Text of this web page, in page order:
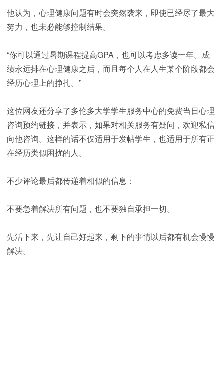
他认为，心理健康问题有时会突然袭来，即使已经尽了最大
努力，也未必能够控制结果。
“你可以通过暑期课程提高GPA，也可以考虑多读一年。成
绩永远排在心理健康之后，而且每个人在人生某个阶段都会
经历心理上的挣扎。”
这位网友还分享了多伦多大学学生服务中心的免费当日心理
咨询预约链接，并表示，如果对相关服务有疑问，欢迎私信
向他咨询。这样的话不仅适用于发帖学生，也适用于所有正
在经历类似困扰的人。
不少评论最后都传递着相似的信息：
不要急着解决所有问题，也不要独自承担一切。
先活下来，先让自己好起来，剩下的事情以后都有机会慢慢
解决。